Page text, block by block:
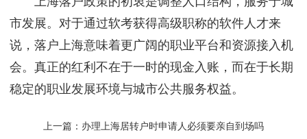
市发展。对于通过软考获得高级职称的软件人才来
说，落户上海意味着更广阔的职业平台和资源接入机
会。真正的红利不在于一时的现金入账，而在于长期
稳定的职业发展环境与城市公共服务权益。
上一篇： 办理上海居转户时申请人必须要亲自到场吗